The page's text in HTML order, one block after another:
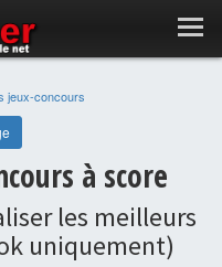
jeux-concours
à score
les meilleurs
uniquement)